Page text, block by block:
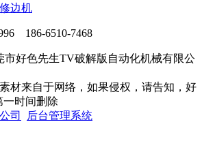
修边机
186-6510-7468
市好色先生TV破解版自动化机械有限公
材来自于网络，如果侵权，请告知，好
时间删除
司 后台管理系统